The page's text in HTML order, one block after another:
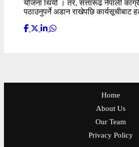
योजना थियो । तर, सत्तारूढ नेपाली
पठाउनुपर्ने अडान राखेपछि कार्यसूचीबाट
Home
About Us
Our Team
Privacy Policy